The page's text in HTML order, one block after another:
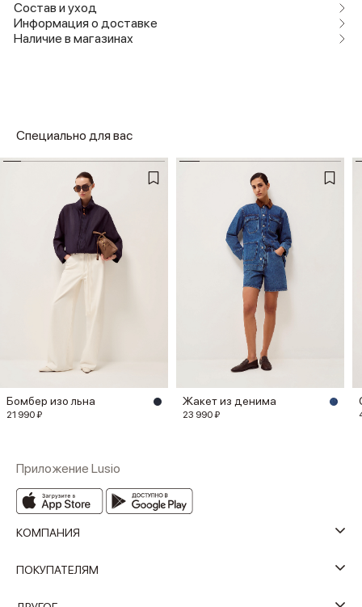
Состав и уход
Информация о доставке
Наличие в магазинах
Специально для вас
Бомбер изо льна
21 990 ₽
Жакет из денима
23 990 ₽
Приложение Lusio
КОМПАНИЯ
ПОКУПАТЕЛЯМ